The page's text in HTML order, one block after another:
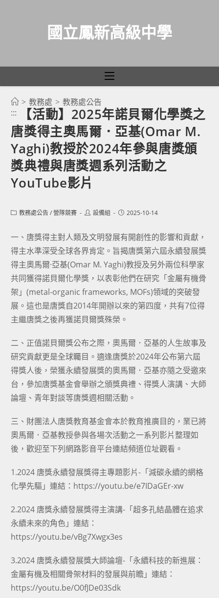
國立鳳新高級中學
> 教務處 > 教務處公告
:::
【活動】2025年諾貝爾化學獎之
唐獎得主奧馬爾．亞基(Omar M.
Yaghi)教授於2024年參與唐獎頒
獎典禮與唐獎週系列活動之
YouTube影片
Post教務處公告 / 營隊競賽
Post設備組
Post2025-10-14
一、唐獎得主對人類及文明發展有開創性的影響和貢獻，
得主水準深受全球各界肯定。旨揭唐獎第六屆永續發展獎
得主奧馬爾·亞基(Omar M. Yaghi)教授及另外兩位科學家
共同獲得諾貝爾化學獎，以表彰他們在研究「金屬有機骨
架」(metal-organic frameworks, MOFs)領域的突破發
展。這也是唐獎自2014年開辦以來的第四度，共有7位得
主繼唐獎之後再獲諾貝爾獎殊榮。
二、正值諾貝爾獎公布之際，奧馬爾．亞基的人生故事及
研究貢獻更是全球矚目。適逢唐獎於2024年公布第六屆
得獎人後，榮獲永續發展獎的奧馬爾．亞基亦隨之受邀來
台，參加唐獎基金會舉辦之頒獎典禮、得獎人演講、大師
論壇、青年對談等唐獎週相關活動。
三、財團法人唐獎教育基金會本於教育推廣目的，業已將
奧馬爾．亞基教授參與各場次活動之一系列影片整理如
後，歡迎至下列網路影音平台連結頻道位址觀看。
1.2024 唐獎永續發展獎得主專題影片-「減碳永續的網格
化學先驅」連結：https://youtu.be/e7IDaGEr-xw
2.2024 唐獎永續發展獎得主演講-「超多孔結晶體在追求
永續未來的角色」連結：
https://youtu.be/vBg7Xwgx3es
3.2024 唐獎永續發展獎大師論壇-「永續科技的新進展：
金屬有機及相關骨架材料的發展與前瞻」連結：
https://youtu.be/O0fJDe03Sdk